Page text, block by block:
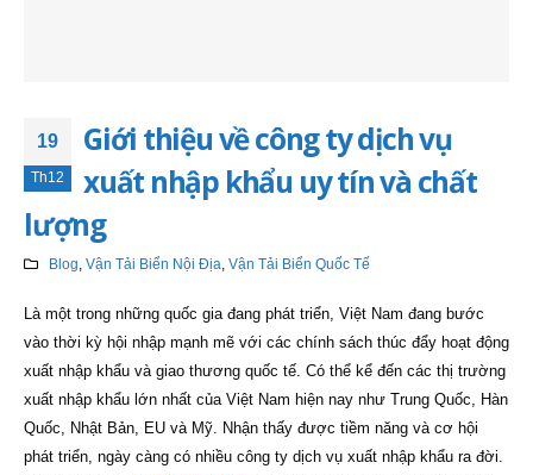
19
Th12
Giới thiệu về công ty dịch vụ
xuất nhập khẩu uy tín và chất
lượng
Blog Vận Tải Biển Nội Địa Vận Tải Biển Quốc Tế
Là một trong những quốc gia đang phát triển, Việt Nam đang bước
vào thời kỳ hội nhập mạnh mẽ với các chính sách thúc đẩy hoạt động
xuất nhập khẩu và giao thương quốc tế. Có thể kể đến các thị trường
xuất nhập khẩu lớn nhất của Việt Nam hiện nay như Trung Quốc, Hàn
Quốc, Nhật Bản, EU và Mỹ. Nhận thấy được tiềm năng và cơ hội
phát triển, ngày càng có nhiều công ty dịch vụ xuất nhập khẩu ra đời.